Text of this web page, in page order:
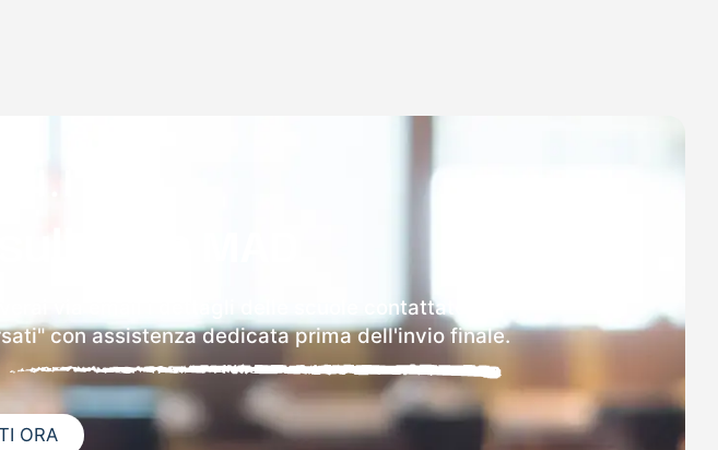
tua MAD
via email i dettagli delle scuole contattate.
con assistenza dedicata prima dell'invio finale.
ORA